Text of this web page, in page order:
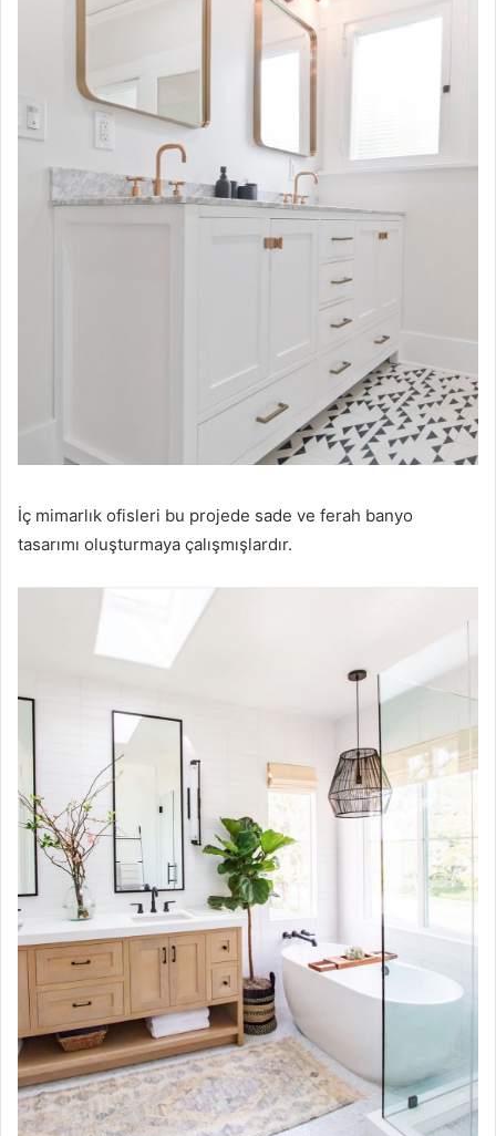
İç mimarlık ofisleri bu projede sade ve ferah banyo
tasarımı oluşturmaya çalışmışlardır.